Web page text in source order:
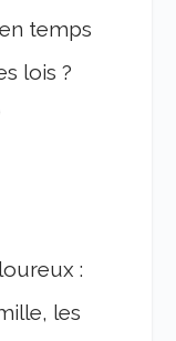
temps
lois ?
:
les